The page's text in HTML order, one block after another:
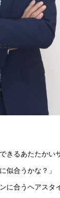
きるあたたかい
似合うかな？」
に合うヘアスタ